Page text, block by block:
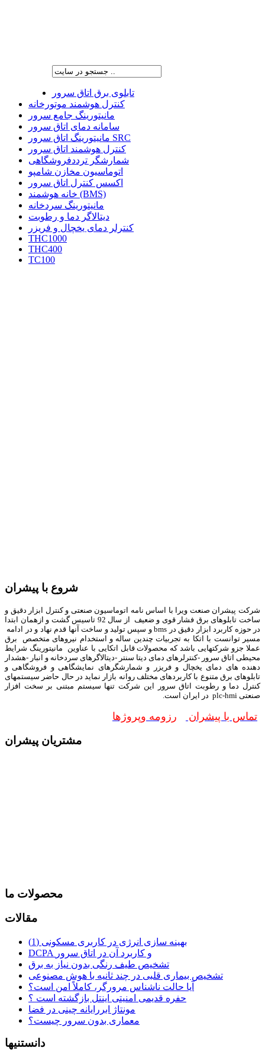
تابلوی برق اتاق سرور
کنترل هوشمند موتورخانه
مانیتورینگ جامع سرور
سامانه دمای اتاق سرور
مانیتورینگ اتاق سرور SRC
کنترل هوشمند اتاق سرور
شمارشگر ترددفروشگاهی
اتوماسیون مخازن شامپو
اکسس کنترل اتاق سرور
خانه هوشمند (BMS)
مانیتورینگ سردخانه
دیتالاگر دما و رطوبت
کنترلر دمای یخچال و فریزر
THC1000
THC400
TC100
شروع با پیشران
شرکت پیشران صنعت ویرا با اساس نامه اتوماسیون صنعتی و کنترل ابزار دقیق و
ساخت تابلوهای برق فشار قوی و ضعیف از سال 92 تاسیس گشت و ازهمان ابتدا
در حوزه کاربرد ابزار دقیق در bms و سپس تولید و ساخت آنها قدم نهاد و در ادامه
مسیر توانست با اتکا به تجربیات چندین ساله و استخدام نیروهای متخصص برق
عملا جزو شرکتهایی باشد که محصولات قابل اتکایی با عناوین مانیتورینگ شرایط
محیطی اتاق سرور -کنترلرهای دمای دیتا سنتر -دیتالاگرهای سردخانه و انبار -هشدار
دهنده های دمای یخچال و فریزر و شمارشگرهای نمایشگاهی و فروشگاهی و
تابلوهای برق متنوع با کاربردهای مختلف روانه بازار نماید در حال حاضر سیستمهای
کنترل دما و رطوبت اتاق سرور این شرکت تنها سیستم مبتنی بر سخت افزار
صنعتی plc-hmi در ایران است.
تماس با پیشران رزومه وپروژها
مشتریان پیشران
محصولات ما
مقالات
بهینه سازی انرژی در کاربری مسکونی (1)
DCPA و کاربرد آن در اتاق سرور
تشخیص طیف رنگی بدون نیاز به برق
تشخیص بیماری قلبی در چند ثانیه با هوش مصنوعی
آیا حالت ناشناس مرورگر، کاملاً امن است؟
حفره قدیمی امنیتی اینتل بازگشته است ؟
مونتاژ ابررایانه چینی در فضا
معماری بدون سرور چیست؟
دانستنیها